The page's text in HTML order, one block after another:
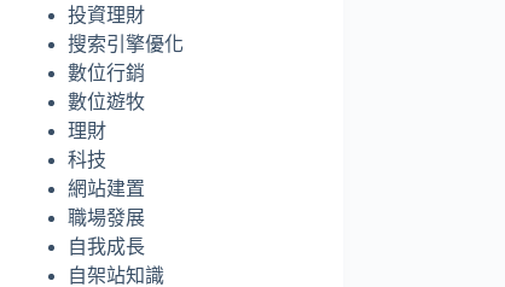
投資理財
搜索引擎優化
數位行銷
數位遊牧
理財
科技
網站建置
職場發展
自我成長
自架站知識